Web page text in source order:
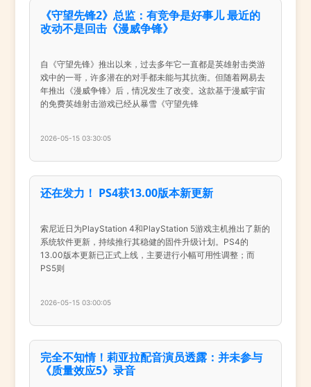
《守望先锋2》总监：有竞争是好事儿 最近的
改动不是回击《漫威争锋》
自《守望先锋》推出以来，过去多年它一直都是英雄射击类游
戏中的一哥，许多潜在的对手都未能与其抗衡。但随着网易去
年推出《漫威争锋》后，情况发生了改变。这款基于漫威宇宙
的免费英雄射击游戏已经从暴雪《守望先锋
2026-05-15 03:30:05
还在发力！ PS4获13.00版本新更新
索尼近日为PlayStation 4和PlayStation 5游戏主机推出了新的
系统软件更新，持续推行其稳健的固件升级计划。PS4的
13.00版本更新已正式上线，主要进行小幅可用性调整；而
PS5则
2026-05-15 03:00:05
完全不知情！莉亚拉配音演员透露：并未参与
《质量效应5》录音